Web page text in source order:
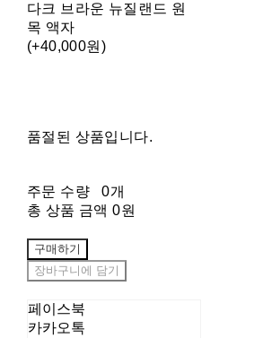
다크 브라운 뉴질랜드 원
목 액자
(+40,000원)
품절된 상품입니다.
주문 수량
0개
총 상품 금액 0원
구매하기
장바구니에 담기
페이스북
카카오톡